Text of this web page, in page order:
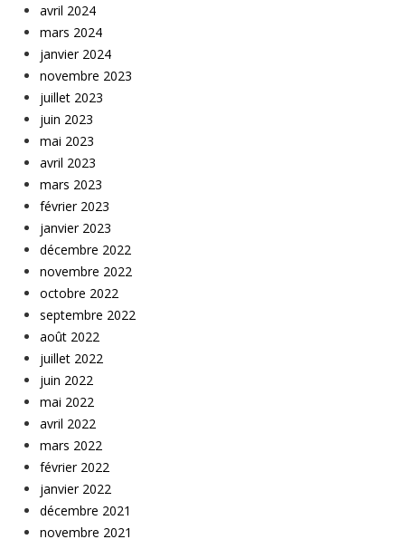
avril 2024
mars 2024
janvier 2024
novembre 2023
juillet 2023
juin 2023
mai 2023
avril 2023
mars 2023
février 2023
janvier 2023
décembre 2022
novembre 2022
octobre 2022
septembre 2022
août 2022
juillet 2022
juin 2022
mai 2022
avril 2022
mars 2022
février 2022
janvier 2022
décembre 2021
novembre 2021